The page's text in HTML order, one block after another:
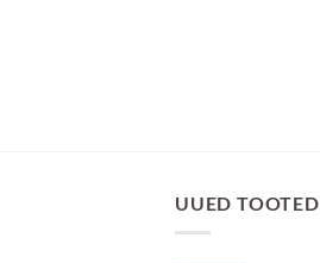
UUED TOOTED